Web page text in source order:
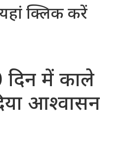
क्लिक करें
में काले
आश्वासन